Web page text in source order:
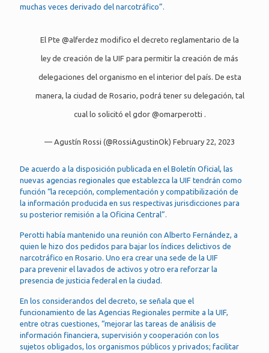
muchas veces derivado del narcotráfico”.
El Pte@alferdez modifico el decreto reglamentario de la
ley de creación de la UIF para permitir la creación de más
delegaciones del organismo en el interior del país. De esta
manera, la ciudad de Rosario, podrá tener su delegación, tal
cual lo solicitó el gdor @omarperotti .
— Agustín Rossi (@RossiAgustinOk)February 22, 2023
De acuerdo a la disposición publicada en el Boletín Oficial, las
nuevas agencias regionales que establezca la UIF tendrán como
función “la recepción, complementación y compatibilización de
la información producida en sus respectivas jurisdicciones para
su posterior remisión a la Oficina Central”.
Perotti había mantenido una reunión con Alberto Fernández, a
quien le hizo dos pedidos para bajar los índices delictivos de
narcotráfico en Rosario. Uno era crear una sede de la UIF
para prevenir el lavados de activos y otro era reforzar la
presencia de justicia federal en la ciudad.
En los considerandos del decreto, se señala que el
funcionamiento de las Agencias Regionales permite a la UIF,
entre otras cuestiones, “mejorar las tareas de análisis de
información financiera, supervisión y cooperación con los
sujetos obligados, los organismos públicos y privados; facilitar